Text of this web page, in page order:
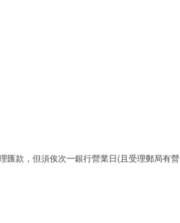
匯款，但須俟次一銀行營業日(且受理郵局有營